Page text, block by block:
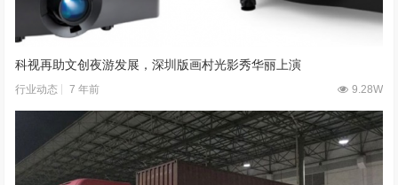
科视再助文创夜游发展，深圳版画村光影秀华丽上演
行业动态 7 年前 9.28W